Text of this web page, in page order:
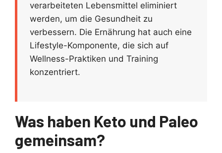
verarbeiteten Lebensmittel eliminiert
werden, um die Gesundheit zu
verbessern. Die Ernährung hat auch eine
Lifestyle-Komponente, die sich auf
Wellness-Praktiken und Training
konzentriert.
Was haben Keto und Paleo
gemeinsam?